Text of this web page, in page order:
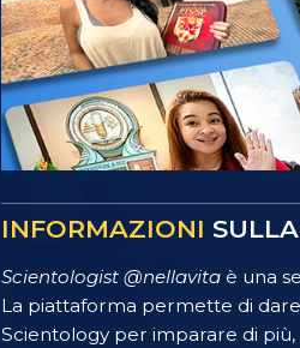
INFORMAZIONI
Scientologist @nellavita è una
La piattaforma permette di
Scientology per imparare di